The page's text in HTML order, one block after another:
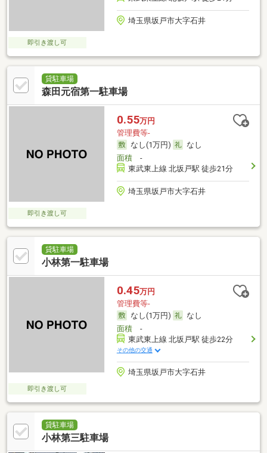
埼玉県坂戸市大字石井
即引き渡し可
貸駐車場
森田元宿第一駐車場
0.55万円
管理費等-
なし(1万円)
なし
面積-
東武東上線 北坂戸駅 徒歩21分
埼玉県坂戸市大字石井
即引き渡し可
貸駐車場
小林第一駐車場
0.45万円
管理費等-
なし(1万円)
なし
面積-
東武東上線 北坂戸駅 徒歩22分
その他の交通
埼玉県坂戸市大字石井
即引き渡し可
貸駐車場
小林第三駐車場